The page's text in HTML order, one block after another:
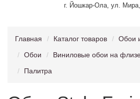
г. Йошкар-Ола, ул.
Главная Каталог товаров
Обои
Обои
Виниловые обои на
Палитра